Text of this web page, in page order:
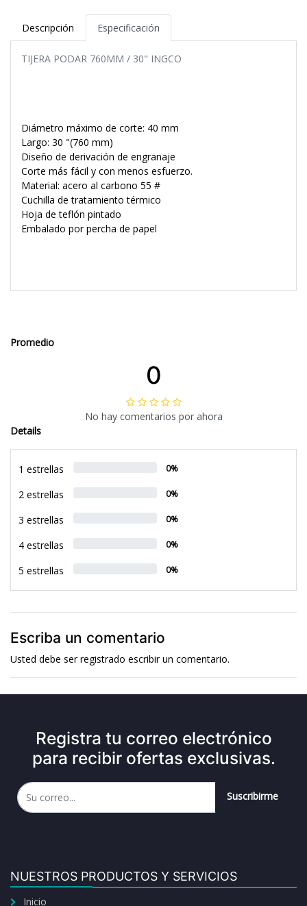
Descripción Especificación
TIJERA PODAR 760MM / 30" INGCO
Diámetro máximo de corte: 40 mm
Largo: 30 "(760 mm)
Diseño de derivación de engranaje
Corte más fácil y con menos esfuerzo.
Material: acero al carbono 55 #
Cuchilla de tratamiento térmico
Hoja de teflón pintado
Embalado por percha de papel
Promedio
0
No hay comentarios por ahora
Details
1 estrellas 0%
2 estrellas 0%
3 estrellas 0%
4 estrellas 0%
5 estrellas 0%
Escriba un comentario
Usted debe serregistrado escribir un comentario.
Registra tu correo electrónico
para recibir ofertas exclusivas.
Suscribirme
NUESTROS PRODUCTOS Y SERVICIOS
Inicio